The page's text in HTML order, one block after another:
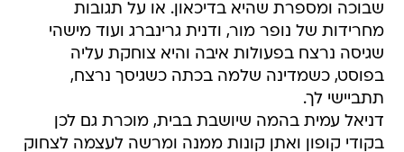
שגיסה נרצח בפעולות איבה והיא צוחקת עליה
בפוסט, כשמדינה שלמה בכתה כשגיסך נרצח,
תתביישי לך.
דניאל עמית בהמה שיושבת בבית, מוכרת גם לכן
בקודי קופון ואתן קונות ממנה ומרשה לעצמה לצחוק
על בחורה שחווה דיכאון או עוברת משבר".